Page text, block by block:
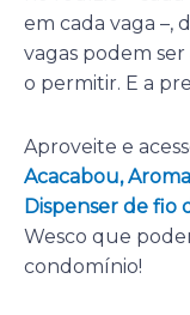
em cada vaga –,
vagas podem
o permitir. E a
Aproveite e
Acacabou,
Dispenser de fio
Wesco que
condomínio!